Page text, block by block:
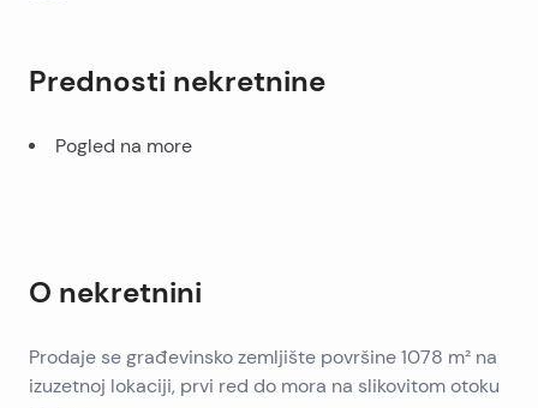
Prednosti nekretnine
Pogled na more
O nekretnini
Prodaje se građevinsko zemljište površine 1078 m² na
izuzetnoj lokaciji, prvi red do mora na slikovitom otoku